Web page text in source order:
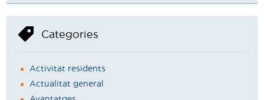
Categories
Activitat residents
Actualitat general